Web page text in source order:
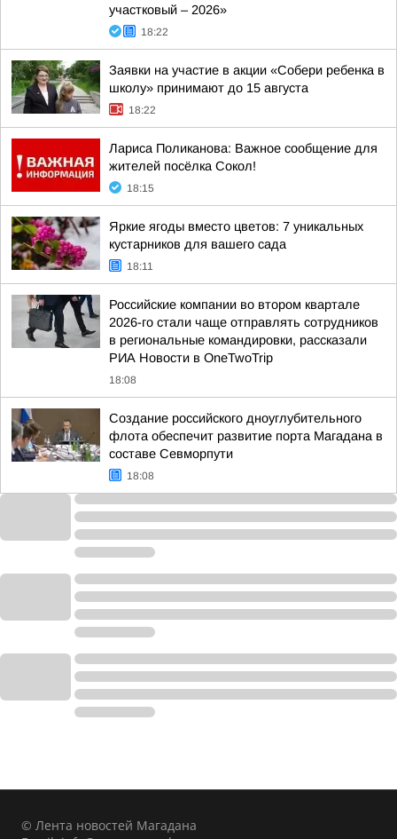
участковый – 2026»
18:22
Заявки на участие в акции «Собери ребенка в
школу» принимают до 15 августа
18:22
Лариса Поликанова: Важное сообщение для
жителей посёлка Сокол!
18:15
Яркие ягоды вместо цветов: 7 уникальных
кустарников для вашего сада
18:11
Российские компании во втором квартале
2026-го стали чаще отправлять сотрудников
в региональные командировки, рассказали
РИА Новости в OneTwoTrip
18:08
Создание российского дноуглубительного
флота обеспечит развитие порта Магадана в
составе Севморпути
18:08
© Лента новостей Магадана